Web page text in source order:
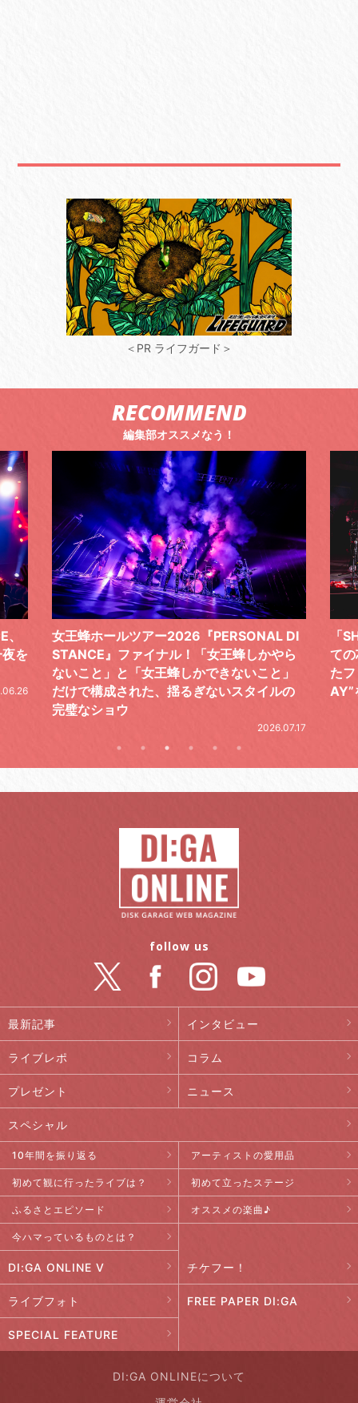
＜PR ライフガード＞
RECOMMEND
編集部オススメなう！
ら
の
「SHISHAMOでした!!!」ロックバンドとし
ての芯を貫き通し、笑顔と感謝で泳ぎ切っ
たファイナルライブ、DAY2“GOODBYE D
AY”をレポート
気
レ
最新記事 インタビュー
ライブレポ コラム
プレゼント ニュース
スペシャル
10年間を振り返る アーティストの愛用品
初めて観に行ったライブは？ 初めて立ったステージ
ふるさとエピソード オススメの楽曲♪
今ハマっているものとは？
DI:GA ONLINE V チケフー！
ライブフォト FREE PAPER DI:GA
SPECIAL FEATURE
follow us
DI:GA ONLINEについて